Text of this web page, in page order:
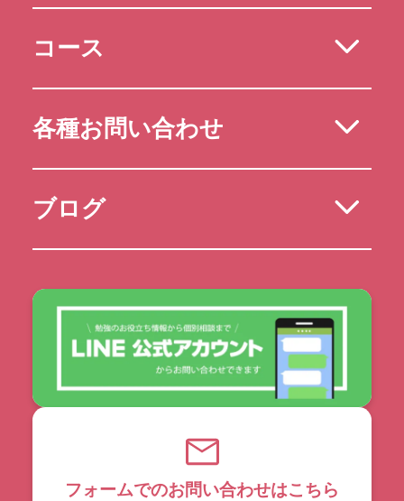
コース
各種お問い合わせ
ブログ
フォームでのお問い合わせはこちら